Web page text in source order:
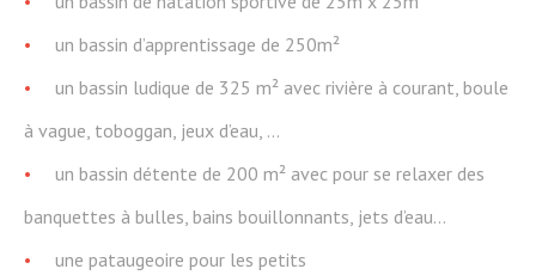
un bassin d’apprentissage de 250m²
un bassin ludique de 325 m² avec rivière à courant, boule
à vague, toboggan, jeux d’eau, …
un bassin détente de 200 m² avec pour se relaxer des
banquettes à bulles, bains bouillonnants, jets d’eau…
une pataugeoire pour les petits